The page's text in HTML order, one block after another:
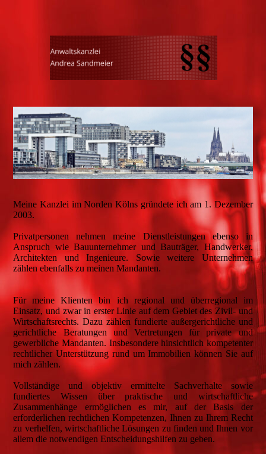
Meine Kanzlei im Norden Kölns gründete ich am 1. Dezember
2003.
Privatpersonen nehmen meine Dienstleistungen ebenso in
Anspruch wie Bauunternehmer und Bauträger, Handwerker,
Architekten und Ingenieure. Sowie weitere Unternehmen
zählen ebenfalls zu meinen Mandanten.
Für meine Klienten bin ich regional und überregional im
Einsatz, und zwar in erster Linie auf dem Gebiet des Zivil- und
Wirtschaftsrechts. Dazu zählen fundierte außergerichtliche und
gerichtliche Beratungen und Vertretungen für private und
gewerbliche Mandanten. Insbesondere hinsichtlich kompetenter
rechtlicher Unterstützung rund um Immobilien können Sie auf
mich zählen.
Vollständige und objektiv ermittelte Sachverhalte sowie
fundiertes Wissen über praktische und wirtschaftliche
Zusammenhänge ermöglichen es mir, auf der Basis der
erforderlichen rechtlichen Kompetenzen, Ihnen zu Ihrem Recht
zu verhelfen, wirtschaftliche Lösungen zu finden und Ihnen vor
allem die notwendigen Entscheidungshilfen zu geben.